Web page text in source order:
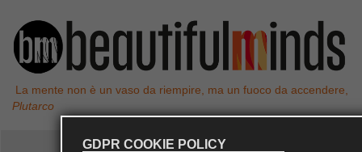
La mente non è un vaso da riempire, ma un fuoco da accendere,
Plutarco
GDPR COOKIE POLICY